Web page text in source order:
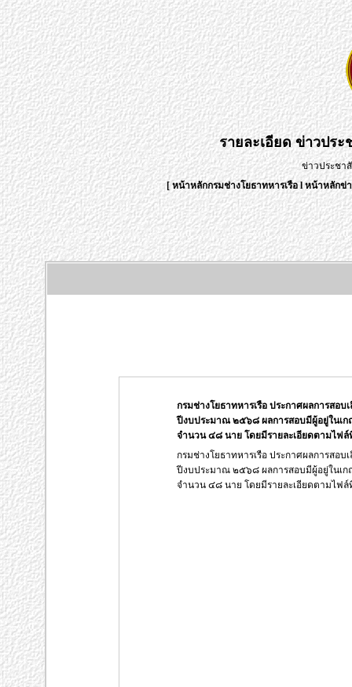
รายละเอียดข่าวประ
ข่าวประชา
[หน้าหลักกรมช่างโยธาทหารเรือlหน้าหลักข่
กรมช่างโยธาทหารเรือ ประกาศผลการสอ
ปีงบประมาณ ๒๕๖๘ ผลการสอบมีผู้อยู่ในเ
จำนวน ๔๘ นาย โดยมีรายละเอียดตามไฟ
กรมช่างโยธาทหารเรือ ประกาศผลการสอ
ปีงบประมาณ ๒๕๖๘ ผลการสอบมีผู้อยู่ในเ
จำนวน ๔๘ นาย โดยมีรายละเอียดตามไฟ